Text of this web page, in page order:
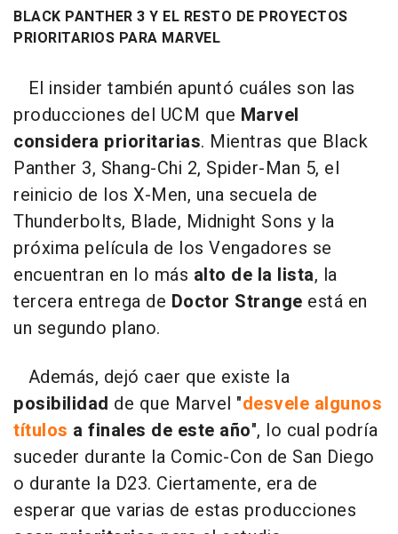
BLACK PANTHER 3 Y EL RESTO DE PROYECTOS
PRIORITARIOS PARA MARVEL
El insider también apuntó cuáles son las
producciones del UCM que Marvel
considera prioritarias. Mientras que Black
Panther 3, Shang-Chi 2, Spider-Man 5, el
reinicio de los X-Men, una secuela de
Thunderbolts, Blade, Midnight Sons y la
próxima película de los Vengadores se
encuentran en lo más alto de la lista, la
tercera entrega de Doctor Strange está en
un segundo plano.
Además, dejó caer que existe la
posibilidad de que Marvel "desvele algunos
títulos a finales de este año", lo cual podría
suceder durante la Comic-Con de San Diego
o durante la D23. Ciertamente, era de
esperar que varias de estas producciones